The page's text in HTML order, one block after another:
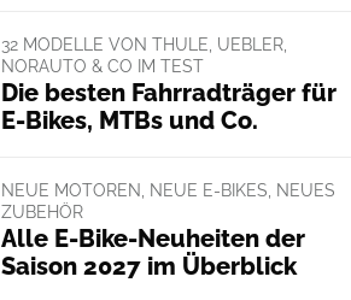
32 MODELLE VON THULE, UEBLER,
NORAUTO & CO IM TEST
Die besten Fahrradträger für
E-Bikes, MTBs und Co.
NEUE MOTOREN, NEUE E-BIKES, NEUES
ZUBEHÖR
Alle E-Bike-Neuheiten der
Saison 2027 im Überblick